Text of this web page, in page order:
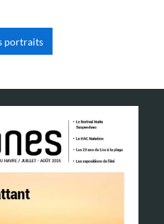
portraits